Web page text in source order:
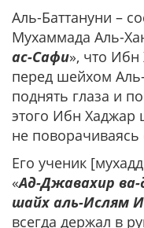
Аль-Баттануни –
Мухаммада Аль-
ас-Сафи», что Ибн
перед шейхом
поднять глаза и
этого Ибн Хаджар
не
Его ученик
«Ад-Джавахир
шайх аль-Ислям
всегда держал в